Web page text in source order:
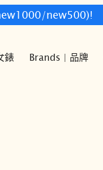
new500)!
錶 Brands | 品牌